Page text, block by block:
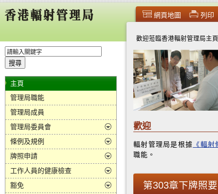
網頁地圖 列印
主頁
管理局職能
管理局成員
管理局委員會
條例及規例
牌照申請
工作人員的健康檢查
豁免
歡迎蒞臨香港輻射管理局主頁
歡迎
輻射管理局是根據 《輻
職能。
第303章下牌照